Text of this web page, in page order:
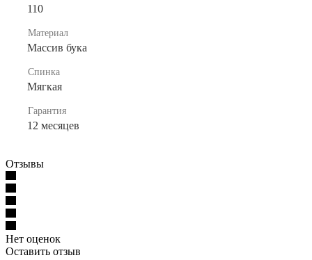
110
Материал
Массив бука
Спинка
Мягкая
Гарантия
12 месяцев
Отзывы
Нет оценок
Оставить отзыв